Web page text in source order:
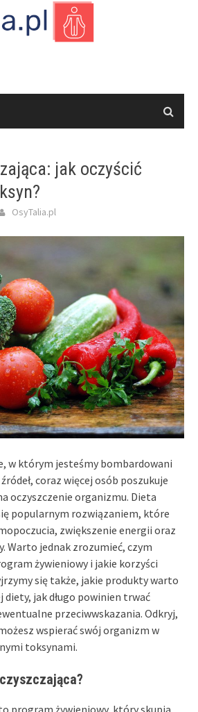
jak oczyścić
OsyTalia.pl
w którym jesteśmy bombardowani
coraz więcej osób poszukuje
oczyszczenie organizmu. Dieta
popularnym rozwiązaniem, które
zwiększenie energii oraz
Warto jednak zrozumieć, czym
żywieniowy i jakie korzyści
się także, jakie produkty warto
diety, jak długo powinien trwać
przeciwwskazania. Odkryj,
wspierać swój organizm w
toksynami.
program żywieniowy, który skupia